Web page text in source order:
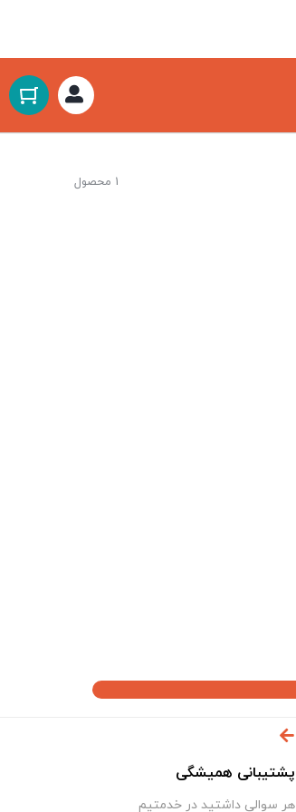
1 محصول
پشتیبانی همیشگی
هر سوالی داشتید در خدمتیم